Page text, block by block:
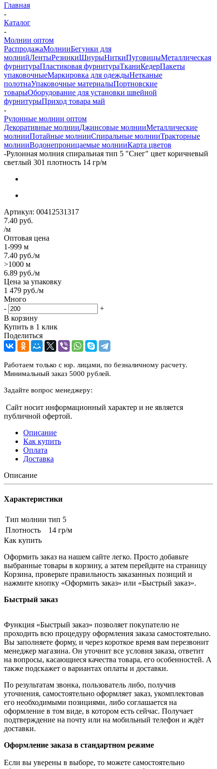
Главная
-
Каталог
-
Молнии оптом
РаспродажаМолнииБегунки для
молнийЛентыРезинкиШнурыНиткиПуговицыМеталлическая
фурнитураПластиковая фурнитураТканиКедерПакеты
упаковочныеМаркировка для одеждыНетканые
полотнаУпаковочные материалыПортновские
товарыОборудование для установки швейной
фурнитурыПриход товара май
-
Рулонные молнии оптом
Декоративные молнииДжинсовые молнииМеталлические
молнииПотайные молнииСпиральные молнииТракторные
молнииВодонепроницаемые молнииКарта цветов
-Рулонная молния спиральная тип 5 "Снег" цвет коричневый
светлый 301 плотность 14 гр/м
Артикул: 00412531317
7.40 руб.
/м
Оптовая цена
1-999 м
7.40 руб./м
>1000 м
6.89 руб./м
Цена за упаковку
1 479 руб./м
Много
-
+
В корзину
Купить в 1 клик
Поделиться
Работаем только с юр. лицами, по безналичному расчету.
Минимальный заказ 5000 рублей.
Задайте вопрос менеджеру:
Сайт носит информационный характер и не является
публичной офертой.
Описание
Как купить
Оплата
Доставка
Описание
Характеристики
Тип молнии тип 5
Плотность
14 гр/м
Как купить
Оформить заказ на нашем сайте легко. Просто добавьте
выбранные товары в корзину, а затем перейдите на страницу
Корзина, проверьте правильность заказанных позиций и
нажмите кнопку «Оформить заказ» или «Быстрый заказ».
Быстрый заказ
Функция «Быстрый заказ» позволяет покупателю не
проходить всю процедуру оформления заказа самостоятельно.
Вы заполняете форму, и через короткое время вам перезвонит
менеджер магазина. Он уточнит все условия заказа, ответит
на вопросы, касающиеся качества товара, его особенностей. А
также подскажет о вариантах оплаты и доставки.
По результатам звонка, пользователь либо, получив
уточнения, самостоятельно оформляет заказ, укомплектовав
его необходимыми позициями, либо соглашается на
оформление в том виде, в котором есть сейчас. Получает
подтверждение на почту или на мобильный телефон и ждёт
доставки.
Оформление заказа в стандартном режиме
Если вы уверены в выборе, то можете самостоятельно